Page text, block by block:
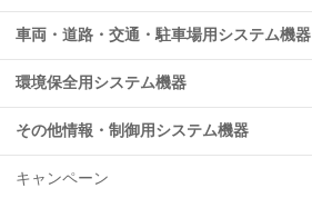
車両・道路・交通・駐車場用システム機器
環境保全用システム機器
その他情報・制御用システム機器
キャンペーン